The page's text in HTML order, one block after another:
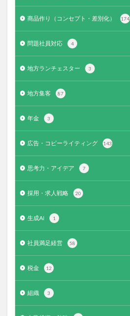
商品作り（コンセプト・差別化） 174
問題社員対応 4
地方ランチェスター 3
地方集客 87
年金 3
広告・コピーライティング 143
思考力・アイデア 7
採用・求人戦略 20
生成AI 1
社員満足経営 58
税金 12
組織 3